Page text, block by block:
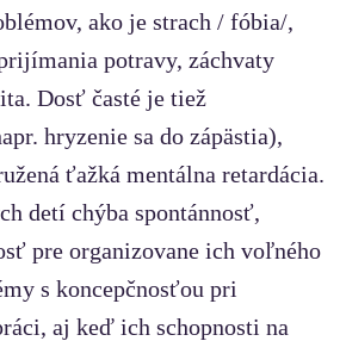
ako je strach / fóbia/,
potravy, záchvaty
Dosť časté je tiež
hryzenie sa do zápästia),
ťažká mentálna retardácia.
detí chýba spontánnosť,
pre organizovane ich voľného
s koncepčnosťou pri
aj keď ich schopnosti na